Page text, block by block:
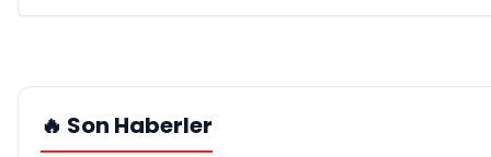
🔥 Son Haberler